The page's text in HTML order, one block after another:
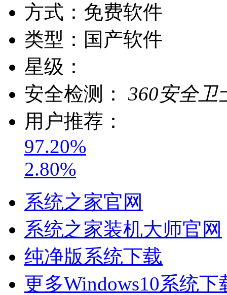
方式： 免费软件
类型： 国产软件
星级：
安全检测：
360安全卫
用户推荐：
97.20%
2.80%
系统之家官网
系统之家装机大师官网
纯净版系统下载
更多Windows10系统下